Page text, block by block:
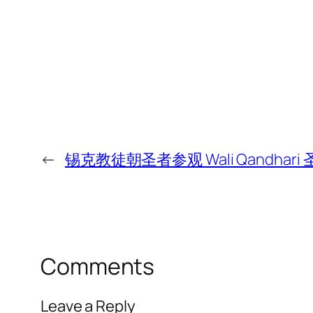
← 锡克教徒朝圣者参观 Wali Qandhari
Comments
Leave a Reply